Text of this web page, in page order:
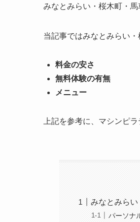
みなとみらい・桜木町・
当記事ではみなとみらい
料金の安さ
無料体験の有無
メニュー
上記を参考に、マシンピ
みなとみら
パーソナ